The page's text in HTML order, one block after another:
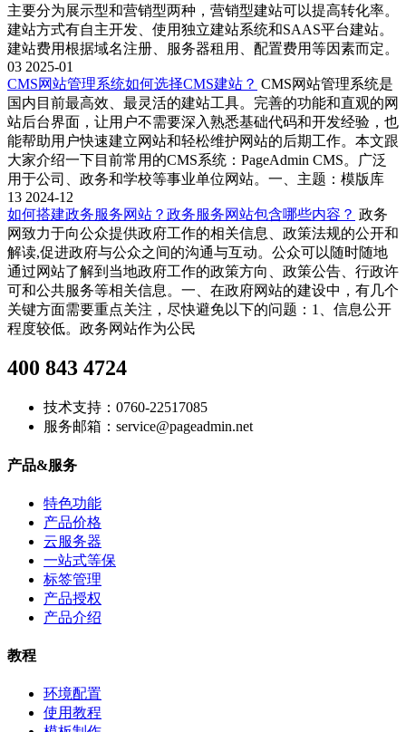
主要分为展示型和营销型两种，营销型建站可以提高转化率。
建站方式有自主开发、使用独立建站系统和SAAS平台建站。
建站费用根据域名注册、服务器租用、配置费用等因素而定。
03 2025-01
CMS网站管理系统如何选择CMS建站？ CMS网站管理系统是
国内目前最高效、最灵活的建站工具。完善的功能和直观的网
站后台界面，让用户不需要深入熟悉基础代码和开发经验，也
能帮助用户快速建立网站和轻松维护网站的后期工作。本文跟
大家介绍一下目前常用的CMS系统：PageAdmin CMS。广泛
用于公司、政务和学校等事业单位网站。一、主题：模版库
13 2024-12
如何搭建政务服务网站？政务服务网站包含哪些内容？ 政务
网致力于向公众提供政府工作的相关信息、政策法规的公开和
解读,促进政府与公众之间的沟通与互动。公众可以随时随地
通过网站了解到当地政府工作的政策方向、政策公告、行政许
可和公共服务等相关信息。一、在政府网站的建设中，有几个
关键方面需要重点关注，尽快避免以下的问题：1、信息公开
程度较低。政务网站作为公民
400 843 4724
技术支持：0760-22517085
服务邮箱：service@pageadmin.net
产品&服务
特色功能
产品价格
云服务器
一站式等保
标签管理
产品授权
产品介绍
教程
环境配置
使用教程